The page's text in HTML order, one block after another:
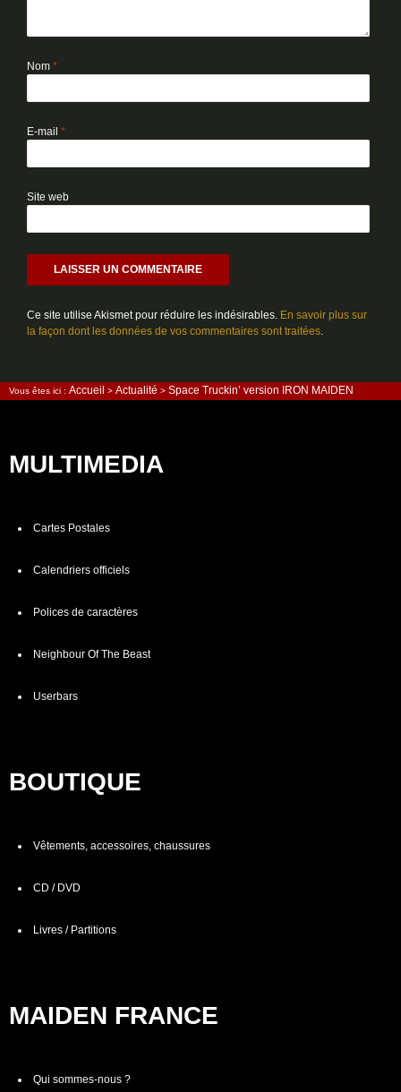
Nom *
E-mail *
Site web
Ce site utilise Akismet pour réduire les indésirables. En savoir plus sur
la façon dont les données de vos commentaires sont traitées.
Vous êtes ici : Accueil > Actualité > Space Truckin’ version IRON MAIDEN
MULTIMEDIA
Cartes Postales
Calendriers officiels
Polices de caractères
Neighbour Of The Beast
Userbars
BOUTIQUE
Vêtements, accessoires, chaussures
CD / DVD
Livres / Partitions
MAIDEN FRANCE
Qui sommes-nous ?